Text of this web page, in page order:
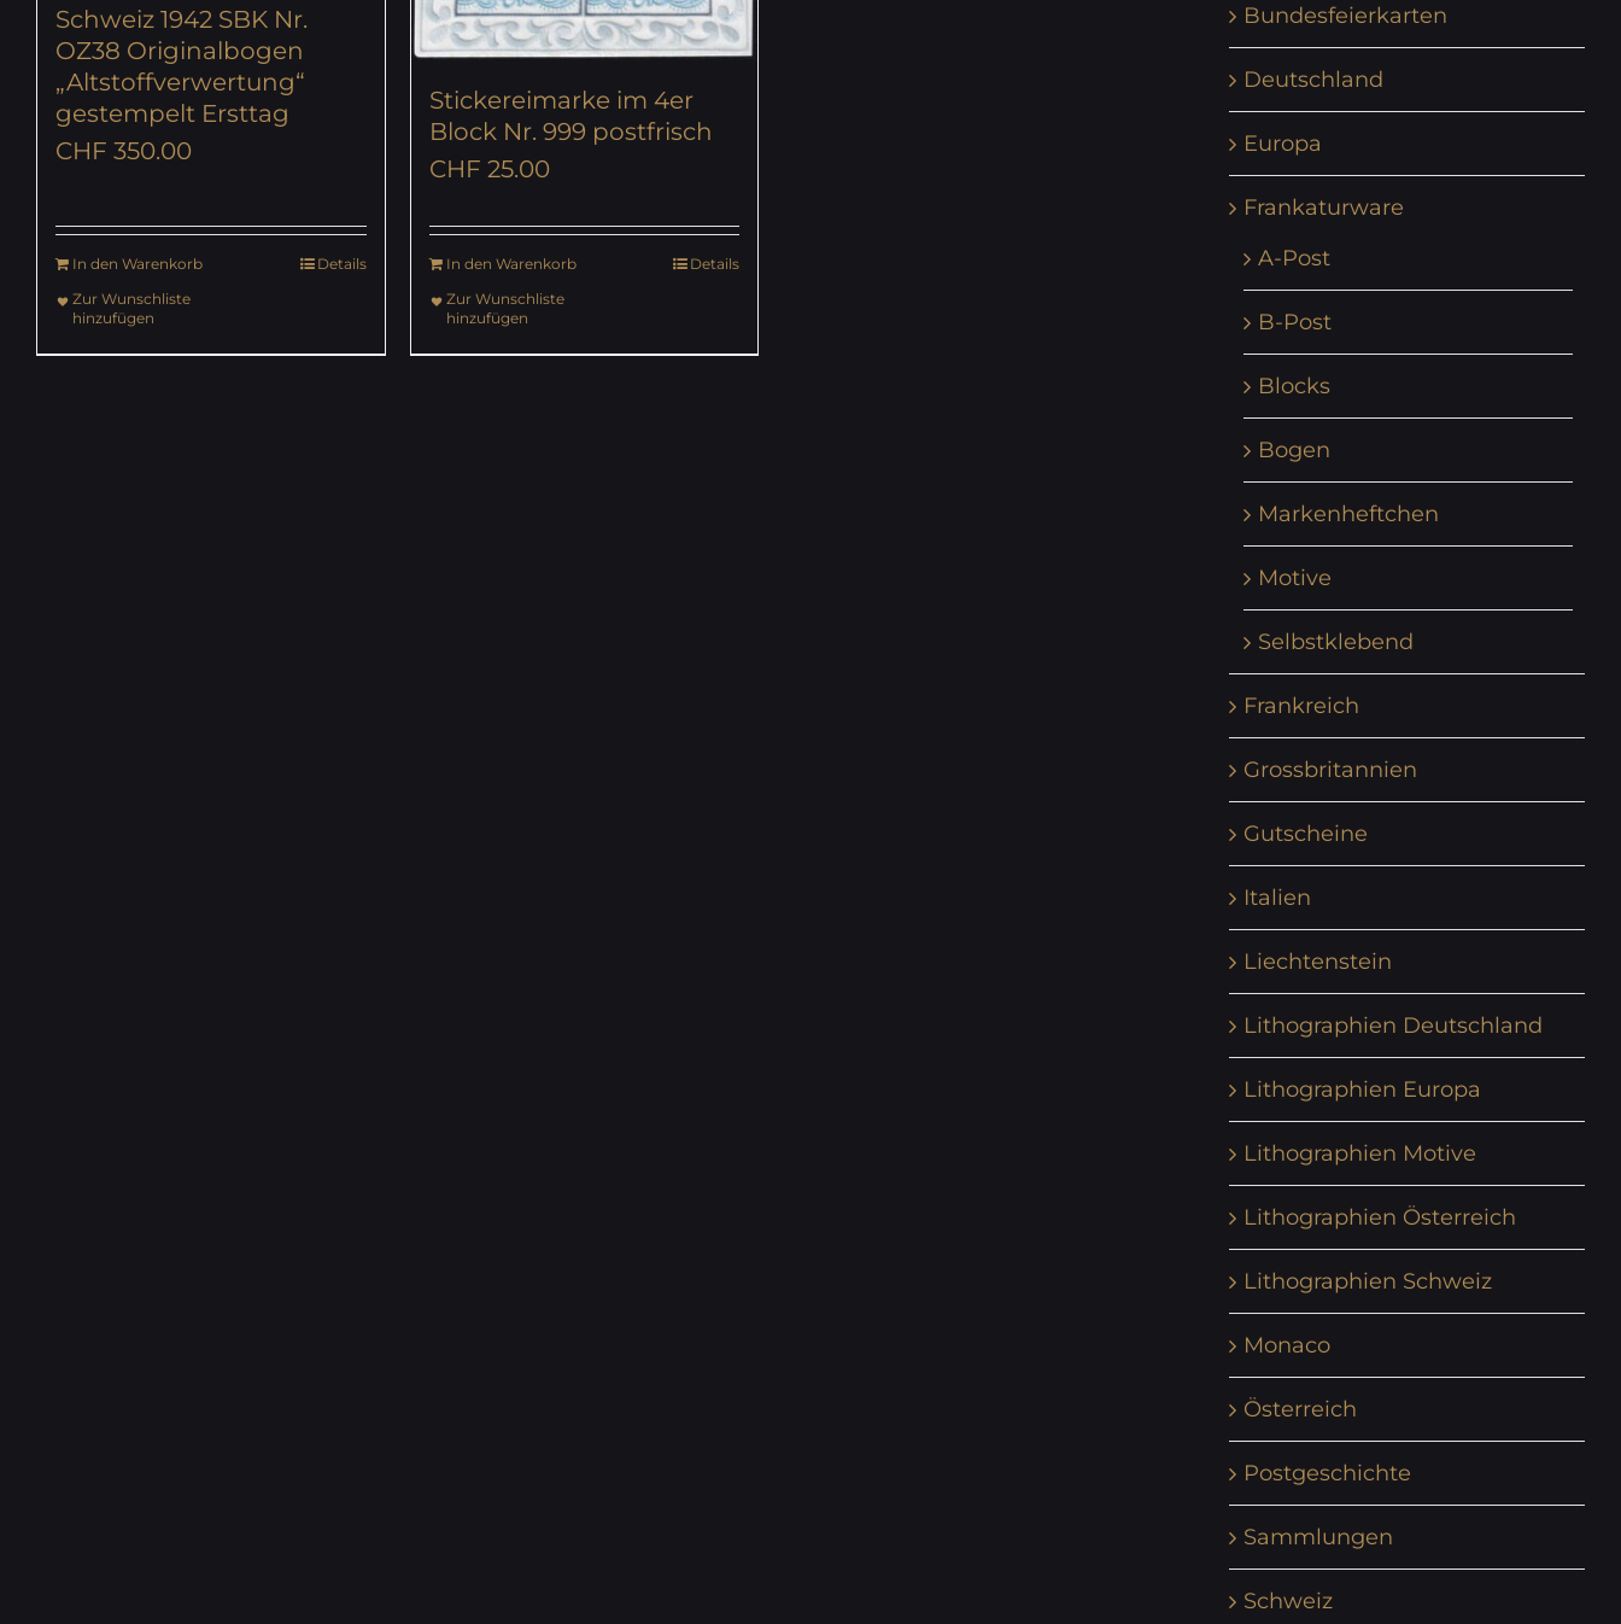
Schweiz 1942 SBK Nr.
OZ38 Originalbogen
„Altstoffverwertung“
gestempelt Ersttag
CHF 350.00
In den Warenkorb
Details
Zur Wunschliste
hinzufügen
Stickereimarke im 4er
Block Nr. 999 postfrisch
CHF 25.00
In den Warenkorb
Details
Zur Wunschliste
hinzufügen
Bundesfeierkarten
Deutschland
Europa
Frankaturware
A-Post
B-Post
Blocks
Bogen
Markenheftchen
Motive
Selbstklebend
Frankreich
Grossbritannien
Gutscheine
Italien
Liechtenstein
Lithographien Deutschland
Lithographien Europa
Lithographien Motive
Lithographien Österreich
Lithographien Schweiz
Monaco
Österreich
Postgeschichte
Sammlungen
Schweiz